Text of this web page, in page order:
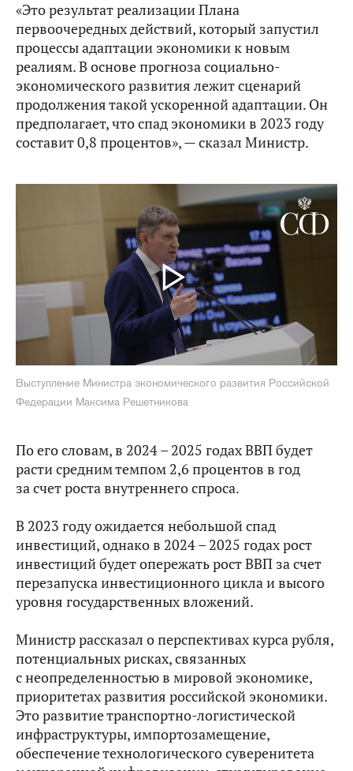
«Это результат реализации Плана
первоочередных действий, который запустил
процессы адаптации экономики к новым
реалиям. В основе прогноза социально-
экономического развития лежит сценарий
продолжения такой ускоренной адаптации. Он
предполагает, что спад экономики в 2023 году
составит 0,8 процентов», — сказал Министр.
Выступление Министра экономического развития Российской
Федерации Максима Решетникова
По его словам, в 2024 – 2025 годах ВВП будет
расти средним темпом 2,6 процентов в год
за счет роста внутреннего спроса.
В 2023 году ожидается небольшой спад
инвестиций, однако в 2024 – 2025 годах рост
инвестиций будет опережать рост ВВП за счет
перезапуска инвестиционного цикла и высого
уровня государственных вложений.
Министр рассказал о перспективах курса рубля,
потенциальных рисках, связанных
с неопределенностью в мировой экономике,
приоритетах развития российской экономики.
Это развитие транспортно-логистической
инфраструктуры, импортозамещение,
обеспечение технологического суверенитета